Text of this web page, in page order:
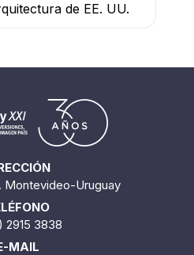
de EE. UU.
Montevideo-Uruguay
2915 3838
MAIL